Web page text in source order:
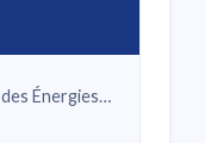
MEER - Maîtrise de l'Énergie et des Énergies Renouvelables